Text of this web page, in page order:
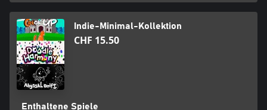
Indie-Minimal-Kollektion
CHF 15.50
Enthaltene Spiele